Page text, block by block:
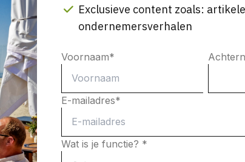
Exclusieve content zoals:
ondernemersverhalen
Voornaam*
E-mailadres*
Wat is je functie? *